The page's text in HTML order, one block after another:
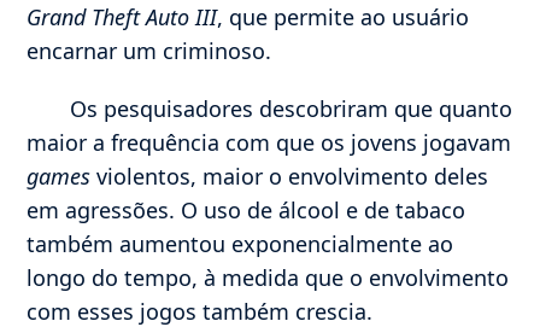
Grand Theft Auto III, que permite ao usuário
encarnar um criminoso.
Os pesquisadores descobriram que quanto
maior a frequência com que os jovens jogavam
games violentos, maior o envolvimento deles
em agressões. O uso de álcool e de tabaco
também aumentou exponencialmente ao
longo do tempo, à medida que o envolvimento
com esses jogos também crescia.